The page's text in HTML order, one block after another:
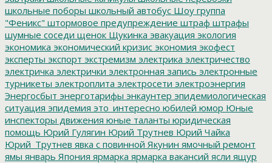
школьные поборы школьный автобус Шоу группа
"Феникс" штормовое предупреждение штраф штрафы
шумные соседи щенок Щукинка эвакуация экология
экономика экономический кризис экономия экофест
эксперты экспорт экстремизм электрика электричество
электричка электрички электронная запись электронные
турникеты электроплита электросети электроэнергия
Энергосбыт энерготарифы энкаунтер эпидемиологическая
ситуация эпидемия это_интересно юбилей юмор Юные
инспекторы движения юные таланты юридическая
помощь Юрий Гулягин Юрий Трутнев Юрий Чайка
Юрий_Трутнев явка с повинной Якунин ямочный ремонт
ямы январь Япония ярмарка ярмарка вакансий ясли ящур